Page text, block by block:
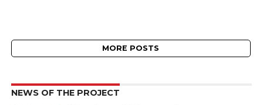
MORE POSTS
NEWS OF THE PROJECT